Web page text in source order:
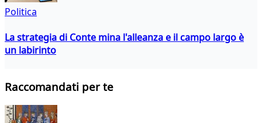
Politica
La strategia di Conte mina l'alleanza e il campo largo è
un labirinto
Raccomandati per te